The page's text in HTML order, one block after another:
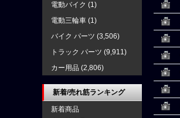
電動バイク (1)
電動三輪車 (1)
バイク パーツ (3,506)
トラック パーツ (9,911)
カー用品 (2,806)
新着/売れ筋ランキング
新着商品